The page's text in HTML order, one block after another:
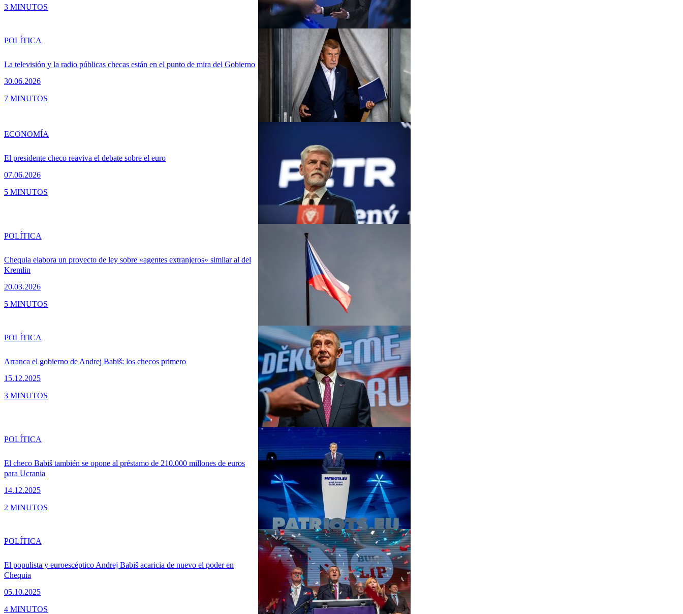
3 MINUTOS
La televisión y la radio públicas checas están en el punto de mira del Gobierno
30.06.2026
POLÍTICA
7 MINUTOS
El presidente checo reaviva el debate sobre el euro
07.06.2026
ECONOMÍA
5 MINUTOS
Chequia elabora un proyecto de ley sobre «agentes extranjeros» similar al del
Kremlin
20.03.2026
POLÍTICA
5 MINUTOS
Arranca el gobierno de Andrej Babiš: los checos primero
15.12.2025
POLÍTICA
3 MINUTOS
El checo Babiš también se opone al préstamo de 210.000 millones de euros
para Ucrania
14.12.2025
POLÍTICA
2 MINUTOS
El populista y euroescéptico Andrej Babiš acaricia de nuevo el poder en
Chequia
05.10.2025
POLÍTICA
4 MINUTOS